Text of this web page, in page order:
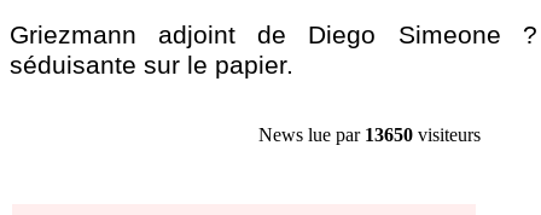
Griezmann adjoint de Diego Simeone
séduisante sur le papier.
News lue par 13650 visiteurs